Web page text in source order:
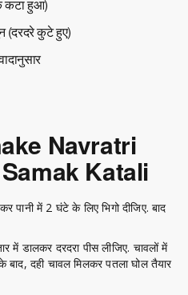
कटा हुआ)
(दरदरे कुटे हुए)
Navratri
Katali
में 2 घंटे के लिए भिगो दीजिए. बाद
में डालकर दरदरा पीस लीजिए. चावलों में
बाद, दही चावल मिलकर पतला घोल तैयार